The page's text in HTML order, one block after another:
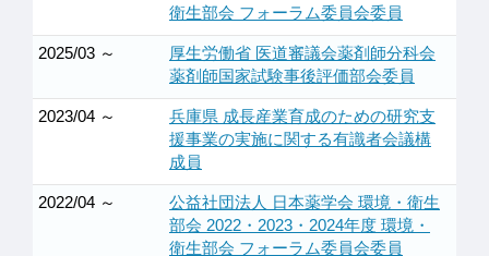
衛生部会 フォーラム委員会委員
2025/03 ～
厚生労働省 医道審議会薬剤師分科会
薬剤師国家試験事後評価部会委員
2023/04 ～
兵庫県 成長産業育成のための研究支
援事業の実施に関する有識者会議構
成員
2022/04 ～
公益社団法人 日本薬学会 環境・衛生
部会 2022・2023・2024年度 環境・
衛生部会 フォーラム委員会委員